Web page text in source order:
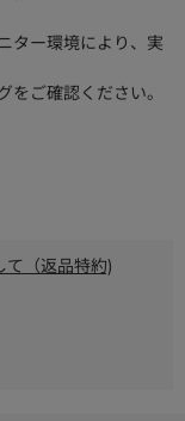
ター環境により、実
ご確認ください。
て（返品特約)